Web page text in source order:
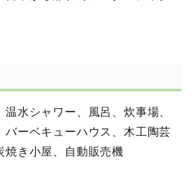
水シャワー、風呂、炊事場、
バーベキューハウス、木工陶芸
焼き小屋、自動販売機